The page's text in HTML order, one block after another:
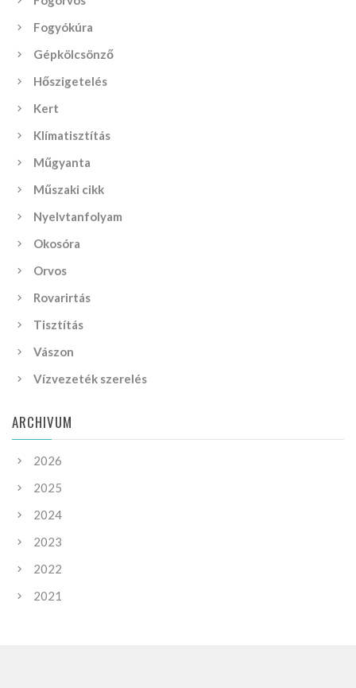
Fogyókúra
Gépkölcsönző
Hőszigetelés
Kert
Klímatisztítás
Műgyanta
Műszaki cikk
Nyelvtanfolyam
Okosóra
Orvos
Rovarirtás
Tisztítás
Vászon
Vízvezeték szerelés
ARCHIVUM
2026
2025
2024
2023
2022
2021